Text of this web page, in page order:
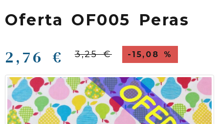
Oferta OF005 Peras
2,76 € 3,25 € -15,08 %